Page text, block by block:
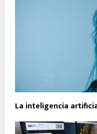
La inteligencia